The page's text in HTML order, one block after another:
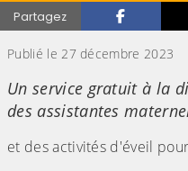
Partagez
Publié le 27 décembre 2023
Un service gratuit à la
des assistantes
et des activités d'éveil